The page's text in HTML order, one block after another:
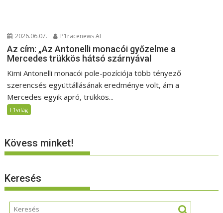
2026.06.07. P1racenews AI
Az cím: „Az Antonelli monacói győzelme a
Mercedes trükkös hátsó szárnyával
Kimi Antonelli monacói pole-pozíciója több tényező
szerencsés együttállásának eredménye volt, ám a
Mercedes egyik apró, trükkös...
F1világ
Kövess minket!
Keresés